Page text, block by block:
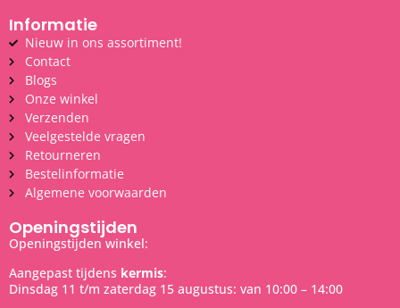
Informatie
Nieuw in ons assortiment!
Contact
Blogs
Onze winkel
Verzenden
Veelgestelde vragen
Retourneren
Bestelinformatie
Algemene voorwaarden
Openingstijden
Openingstijden winkel:
Aangepast tijdens kermis:
Dinsdag 11 t/m zaterdag 15 augustus: van 10:00 – 14:00